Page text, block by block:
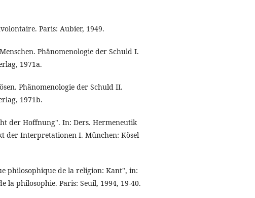
Paris: Aubier, 1949.
Phänomenologie der Schuld I.
1971a.
Phänomenologie der Schuld II.
1971b.
der Hoffnung". In: Ders. Hermeneutik
der Interpretationen I. München: Kösel
philosophique de la religion: Kant", in:
la philosophie. Paris: Seuil, 1994, 19-40.